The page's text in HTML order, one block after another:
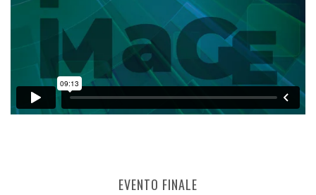
EVENTO FINALE